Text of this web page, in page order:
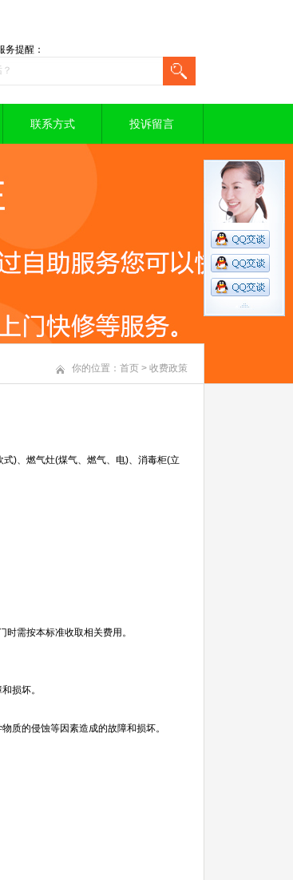
务提醒：
联系方式 投诉留言
你的位置： 首页 > 收费政策
)、燃气灶(煤气、燃气、电)、消毒柜(立
需按本标准收取相关费用。
损坏。
质的侵蚀等因素造成的故障和损坏。